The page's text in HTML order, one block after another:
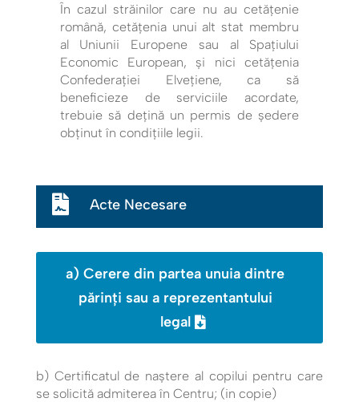
În cazul străinilor care nu au cetățenie
română, cetățenia unui alt stat membru
al Uniunii Europene sau al Spațiului
Economic European, și nici cetățenia
Confederației Elvețiene, ca să
beneficieze de serviciile acordate,
trebuie să dețină un permis de ședere
obținut în condițiile legii.
 Acte Necesare
a) Cerere din partea unuia dintre
părinţi sau a reprezentantului
legal
b) Certificatul de naştere al copilui pentru care
se solicită admiterea în Centru; (in copie)